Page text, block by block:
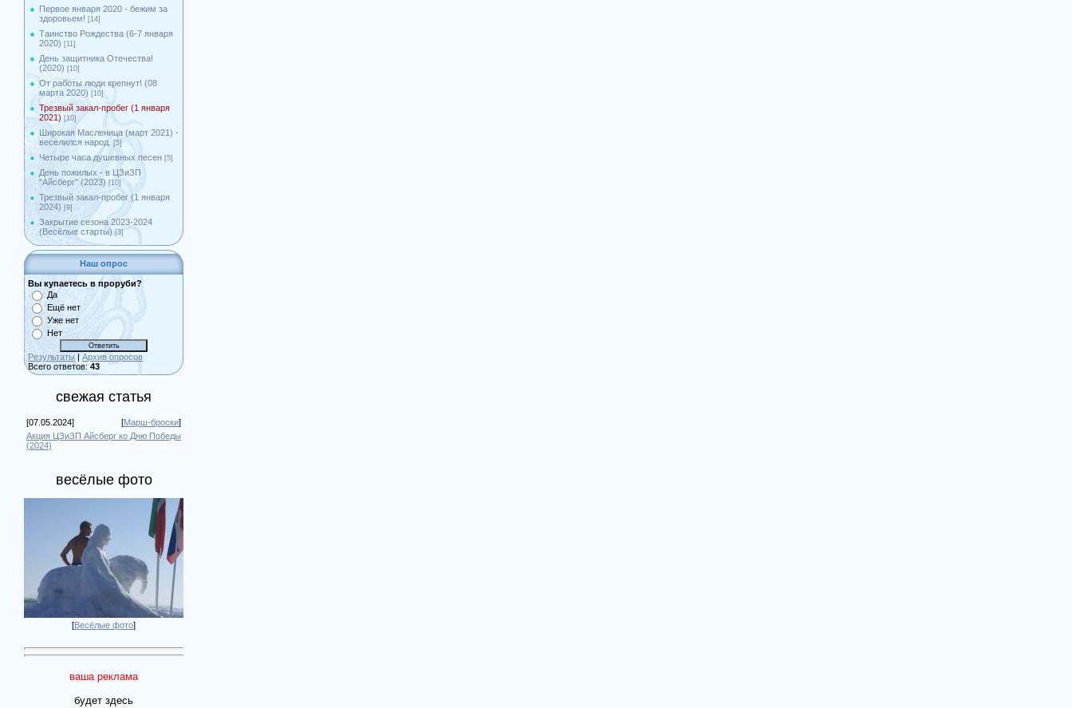
Первое января 2020 - бежим за
здоровьем! [14]
Таинство Рождества (6-7 января
2020) [11]
День защитника Отечества!
(2020) [10]
От работы люди крепнут! (08
марта 2020) [10]
Трезвый закал-пробег (1 января
2021) [10]
Широкая Масленица (март 2021) -
веселился народ.
[5]
Четыре часа душевных песен [5]
День пожилых - в ЦЗиЗП
"Айсберг" (2023) [10]
Трезвый закал-пробег (1 января
2024) [9]
Закрытие сезона 2023-2024
(Весёлые старты) [3]
Наш опрос
Вы купаетесь в проруби?
Да
Ещё нет
Уже нет
Нет
Результаты | Архив опросов
Всего ответов: 43
свежая статья
[07.05.2024] [Марш-броски]
Акция ЦЗиЗП Айсберг ко Дню Победы
(2024)
весёлые фото
[Весёлые фото]
ваша реклама
будет здесь